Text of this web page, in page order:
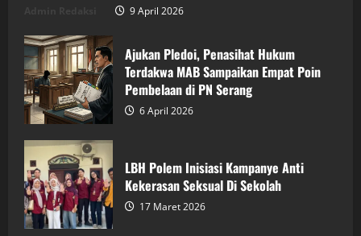
9 April 2026
Ajukan Pledoi, Penasihat Hukum
Terdakwa MAB Sampaikan Empat Poin
Pembelaan di PN Serang
6 April 2026
LBH Polem Inisiasi Kampanye Anti
Kekerasan Seksual Di Sekolah
17 Maret 2026